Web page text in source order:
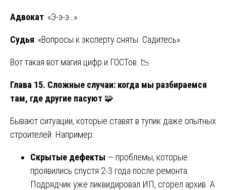
Адвокат: «Э-э-э…»
Судья: «Вопросы к эксперту сняты. Садитесь».
Вот такая вот магия цифр и ГОСТов. 📉
Глава 15. Сложные случаи: когда мы разбираемся
там, где другие пасуют 🧩
Бывают ситуации, которые ставят в тупик даже опытных
строителей. Например:
Скрытые дефекты — проблемы, которые
проявились спустя 2-3 года после ремонта.
Подрядчик уже ликвидировал ИП, сгорел архив. А